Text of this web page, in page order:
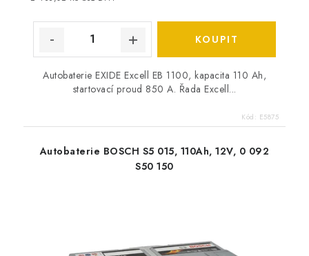
Autobaterie EXIDE Excell EB 1100, kapacita 110 Ah,
startovací proud 850 A. Řada Excell...
Kód: E5875
Autobaterie BOSCH S5 015, 110Ah, 12V, 0 092
S50 150